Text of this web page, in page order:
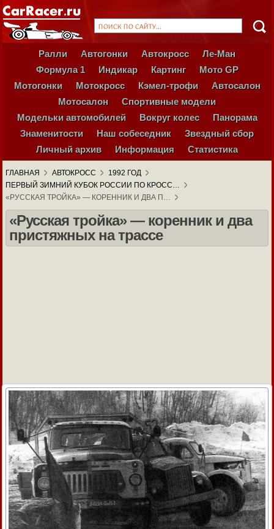
Ралли Автогонки Автокросс
Ле-Ман
Формула 1
Индикар Картинг
Мото GP
Мотогонки
Мотокросс Кэмел-трофи
Автосалон
Мотосалон
Спортивные модели
Модельки автомобилей
Вокруг колес
Панорама
Знаменитости
Наш собеседник
Звездный сбор
Личный архив
Информация Статистика
ГЛАВНАЯ АВТОКРОСС
1992 ГОД
ПЕРВЫЙ ЗИМНИЙ КУБОК РОССИИ ПО КРОСС…
«РУССКАЯ ТРОЙКА» — КОРЕННИК И ДВА П…
«Русская тройка» — коренник и два
пристяжных на трассе